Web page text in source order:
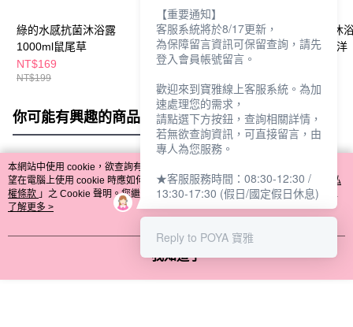
綠的水感抗菌沐浴露
1000ml鼠尾草
NT$169
NT$199
綠的水感抗菌沐浴露
1000ml黑醋栗
NT$169
綠的水感抗菌沐
1000ml清新海洋
你可能有興趣的商品 全站排行
熱門標籤
本網站中使用 cookie，欲查詢有關本網站使用 cookie 方式之詳情，及若您不希
望在電腦上使用 cookie 時應如何變更電腦的 cookie 設定，請參閱本網站「
隱私
權條款 」之 Cookie 聲明。您繼續使用本網站即表示您同意本公司得按本網站使
用條款之 Cookie 聲明使用 cookie。
了解更多 >
我知道了
【重要通知】
客服系統將於8/17更新，
為保障留言資訊可保留查詢，請先
登入會員帳號留言。
歡迎來到寶雅線上客服系統。為加
速處理您的需求，
請點選下方按鈕，查詢相關詳情，
若無欲查詢資訊，可直接留言，由
專人為您服務。
★客服服務時間：08:30-12:30 /
13:30-17:30 (假日/國定假日休息)
Reply to POYA 寶雅